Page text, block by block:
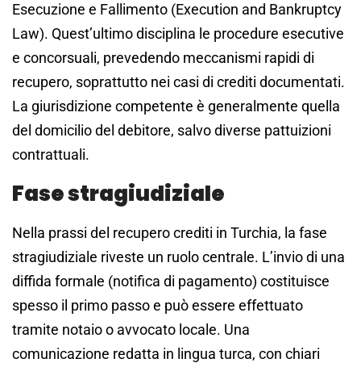
Esecuzione e Fallimento (Execution and Bankruptcy
Law). Quest’ultimo disciplina le procedure esecutive
e concorsuali, prevedendo meccanismi rapidi di
recupero, soprattutto nei casi di crediti documentati.
La giurisdizione competente è generalmente quella
del domicilio del debitore, salvo diverse pattuizioni
contrattuali.
Fase stragiudiziale
Nella prassi del recupero crediti in Turchia, la fase
stragiudiziale riveste un ruolo centrale. L’invio di una
diffida formale (notifica di pagamento) costituisce
spesso il primo passo e può essere effettuato
tramite notaio o avvocato locale. Una
comunicazione redatta in lingua turca, con chiari